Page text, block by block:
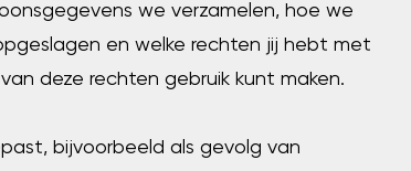
we verzamelen, hoe we
en welke rechten jij hebt met
deze rechten gebruik kunt maken.
bijvoorbeeld als gevolg van